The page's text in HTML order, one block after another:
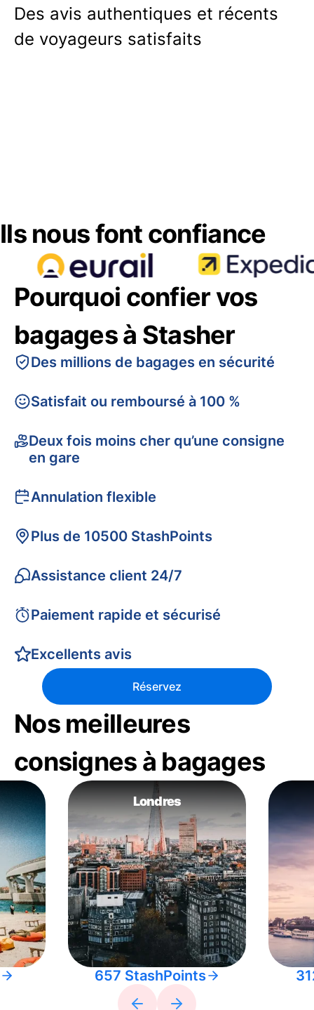
Des avis authentiques et récents
de voyageurs satisfaits
Ils nous font confiance
Pourquoi confier vos
bagages à Stasher
Des millions de bagages en sécurité
Satisfait ou remboursé à 100 %
Deux fois moins cher qu’une consigne
en gare
Annulation flexible
Plus de 10500 StashPoints
Assistance client 24/7
Paiement rapide et sécurisé
Excellents avis
Réservez
Nos meilleures
consignes à bagages
Londres
657 StashPoints